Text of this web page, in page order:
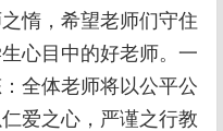
惰，希望老师们守住
心目中的好老师。一
全体老师将以公平公
爱之心，严谨之行教